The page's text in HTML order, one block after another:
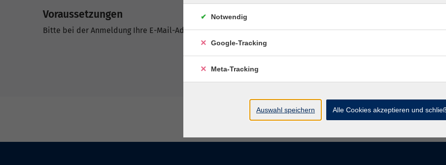
Voraussetzungen
Bitte bei der Anmeldung Ihre E-Mail-Adresse angeben.
Notwendig
Google-Tracking
Meta-Tracking
Auswahl speichern Alle Cookies akzeptieren und